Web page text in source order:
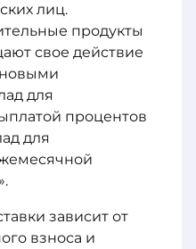
лиц.
продукты
свое действие
для
процентов
для
зависит от
взноса и